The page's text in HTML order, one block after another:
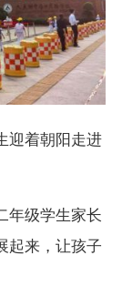
迎着朝阳走进
年级学生家长
起来，让孩子